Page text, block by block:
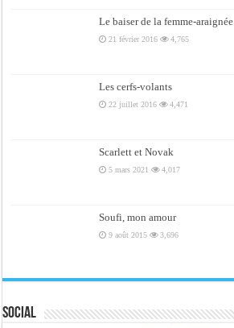
Le baiser de la femme-araignée
21 février 2016 4,765
Les cerfs-volants
22 juillet 2016 4,471
Scarlett et Novak
5 mars 2021 4,017
Soufi, mon amour
9 août 2015 3,696
Social